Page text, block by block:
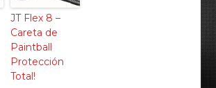
JT Flex 8 –
Careta de
Paintball
Protección
Total!